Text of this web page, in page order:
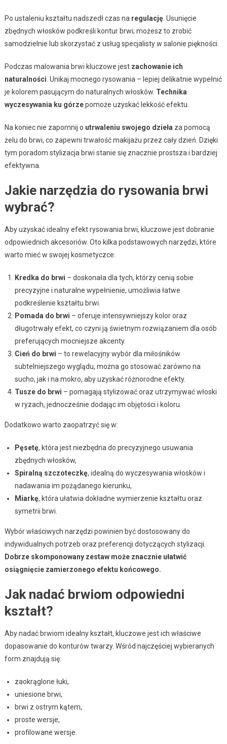
Po ustaleniu kształtu nadszedł czas na regulację. Usunięcie
zbędnych włosków podkreśli kontur brwi; możesz to zrobić
samodzielnie lub skorzystać z usług specjalisty w salonie piękności.
Podczas malowania brwi kluczowe jest zachowanie ich
naturalności . Unikaj mocnego rysowania – lepiej delikatnie wypełnić
je kolorem pasującym do naturalnych włosków. Technika
wyczesywania ku górzepomoże uzyskać lekkość efektu.
Na koniec nie zapomnij o utrwaleniu swojego dzieła za pomocą
żelu do brwi, co zapewni trwałość makijażu przez cały dzień. Dzięki
tym poradom stylizacja brwi stanie się znacznie prostsza i bardziej
efektywna.
Jakie narzędzia do rysowania brwi
wybrać?
Aby uzyskać idealny efekt rysowania brwi, kluczowe jest dobranie
odpowiednich akcesoriów. Oto kilka podstawowych narzędzi, które
warto mieć w swojej kosmetyczce:
Kredka do brwi – doskonała dla tych, którzy cenią sobie
precyzyjne i naturalne wypełnienie, umożliwia łatwe
podkreślenie kształtu brwi.
Pomada do brwi – oferuje intensywniejszy kolor oraz
długotrwały efekt, co czyni ją świetnym rozwiązaniem dla osób
preferujących mocniejsze akcenty.
Cień do brwi – to rewelacyjny wybór dla miłośników
subtelniejszego wyglądu, można go stosować zarówno na
sucho, jak i na mokro, aby uzyskać różnorodne efekty.
Tusze do brwi – pomagają stylizować oraz utrzymywać włoski
w ryzach, jednocześnie dodając im objętości i koloru.
Dodatkowo warto zaopatrzyć się w:
Pęsetę, która jest niezbędna do precyzyjnego usuwania
zbędnych włosków,
Spiralną szczoteczkę, idealną do wyczesywania włosków i
nadawania im pożądanego kierunku,
Miarkę, która ułatwia dokładne wymierzenie kształtu oraz
symetrii brwi.
Wybór właściwych narzędzi powinien być dostosowany do
indywidualnych potrzeb oraz preferencji dotyczących stylizacji.
Dobrze skomponowany zestaw może znacznie ułatwić
osiągnięcie zamierzonego efektu końcowego.
Jak nadać brwiom odpowiedni
kształt?
Aby nadać brwiom idealny kształt, kluczowe jest ich właściwe
dopasowanie do konturów twarzy. Wśród najczęściej wybieranych
form znajdują się:
zaokrąglone łuki,
uniesione brwi,
brwi z ostrym kątem,
proste wersje,
profilowane wersje.